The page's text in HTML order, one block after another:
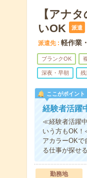
【アナ
いOK
派遣
派遣先 軽作業
ブランクOK
深夜・早朝 残
ここがポイント
経験者活躍
≪経験者活躍
いう方もOK
アカラーOK
る仕事が探せ
勤務地